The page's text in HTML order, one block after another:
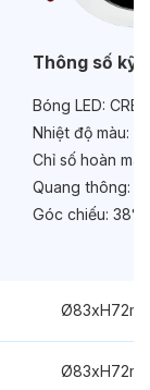
Thông số kỹ
Bóng LED:
Nhiệt độ màu:
Chỉ số hoàn
Quang thông:
Góc chiếu: 38°